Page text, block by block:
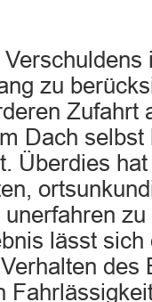
zu
Zufahrt
Dach selbst
Überdies
lässt sich
des